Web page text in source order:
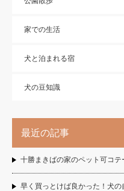
家での生活
犬と泊まれる宿
犬の豆知識
最近の記事
十勝まきばの家のペット可コ
早く買っとけば良かった！犬の